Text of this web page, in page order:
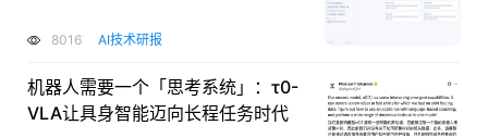
8016 AI技术研报
机器人需要一个「思考系统」：τ0-
VLA让具身智能迈向长程任务时代